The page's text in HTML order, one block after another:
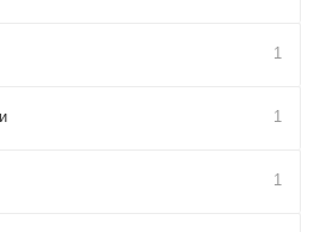
1
1
1